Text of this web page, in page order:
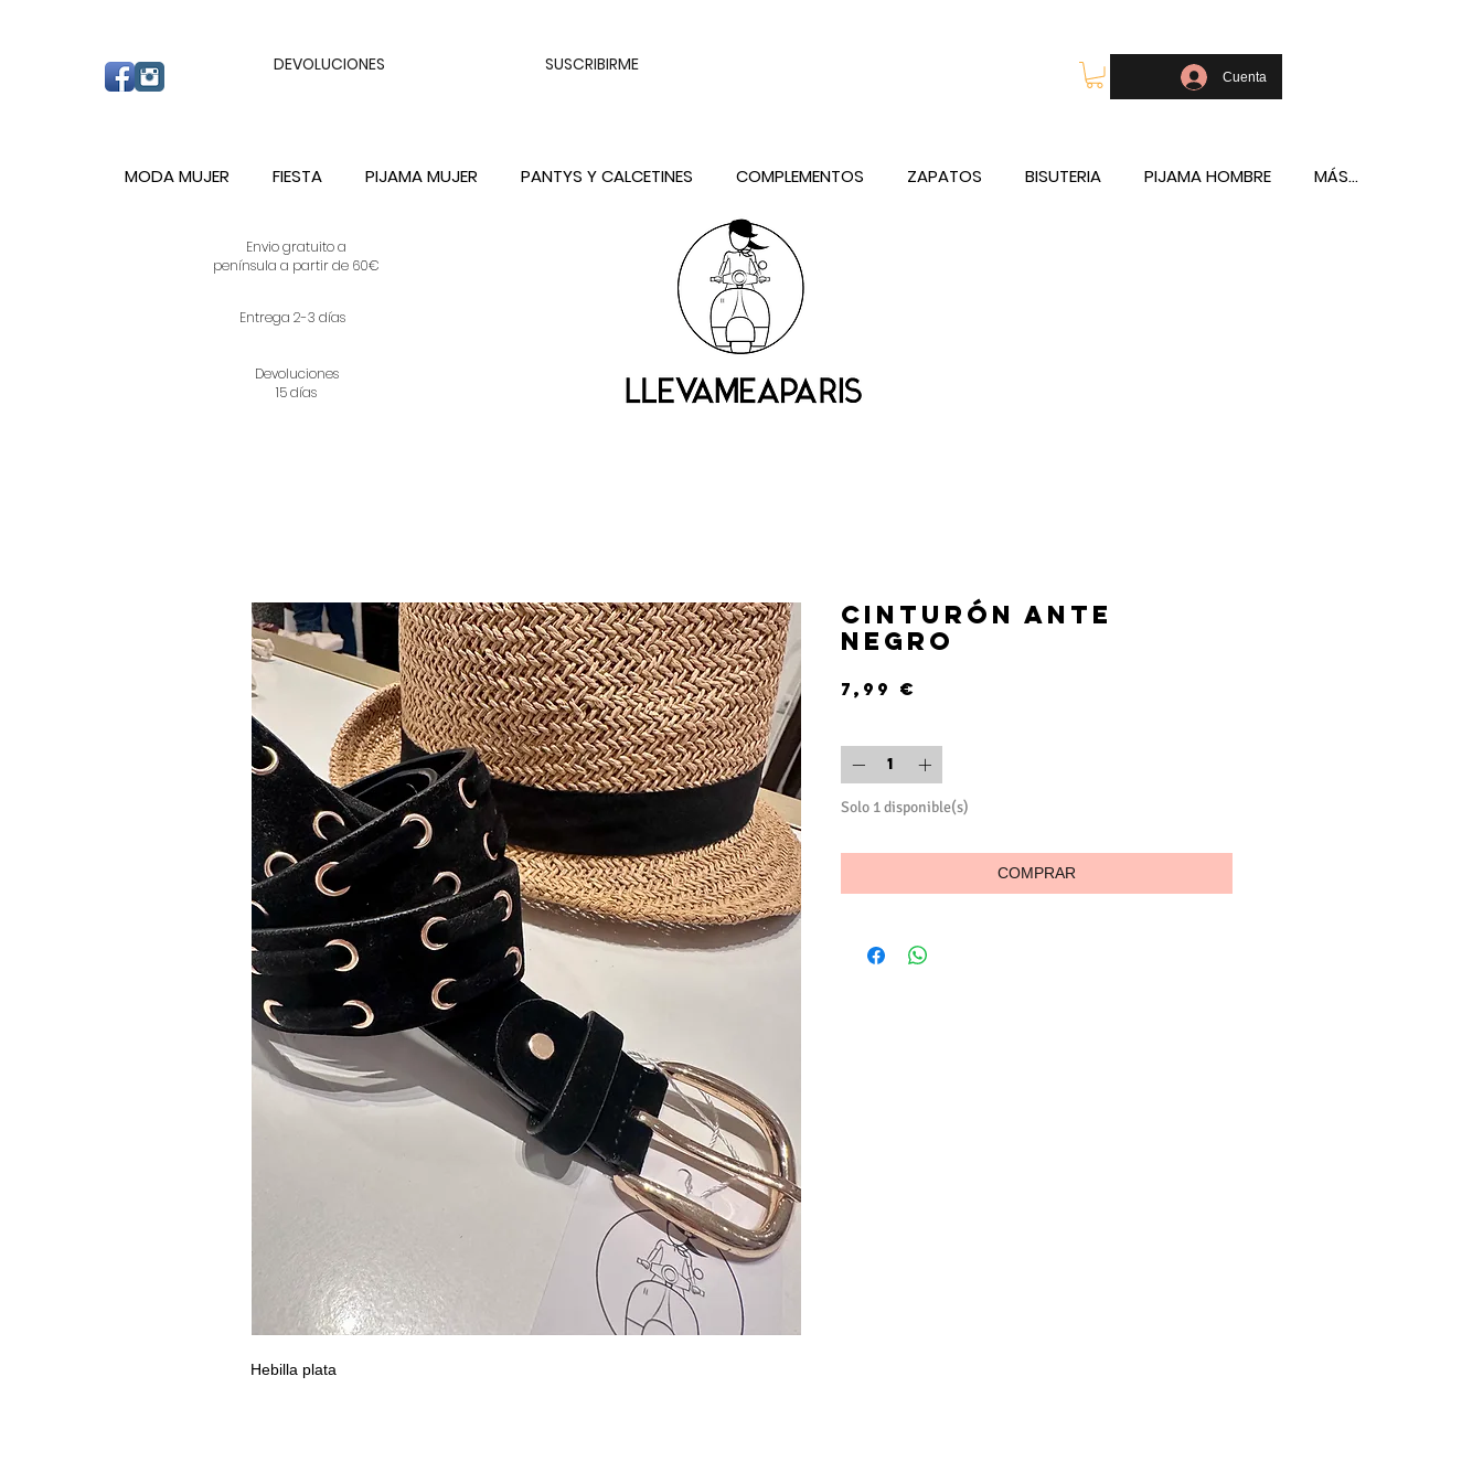
DEVOLUCIONES
SUSCRIBIRME
Cuenta
MODA MUJER FIESTA PIJAMA MUJER PANTYS Y CALCETINES COMPLEMENTOS ZAPATOS BISUTERIA PIJAMA HOMBRE MÁS...
Envio gratuito a
península a partir de 60€
Entrega 2-3 días
Devoluciones
15 días
Hebilla plata
Cinturón ante
negro
7,99 €
Solo 1 disponible(s)
COMPRAR